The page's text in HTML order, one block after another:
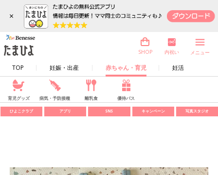
×
TOP 妊娠・出産 赤ちゃん・育児 妊活
SHOP 内祝い メニュー
育児グッズ 病気・予防接種 離乳食 優待パス
ひよこクラブ アプリ SNS キャンペーン 写真スタジオ